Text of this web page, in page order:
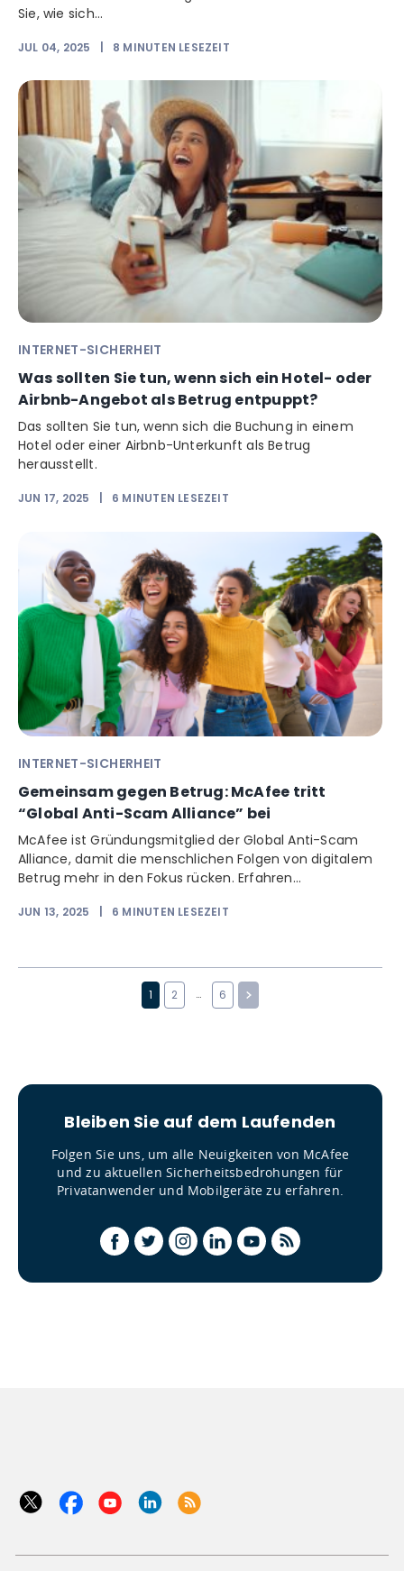
Sie, wie sich...
JUL 04, 2025 8 MINUTEN LESEZEIT
INTERNET-SICHERHEIT
Was sollten Sie tun, wenn sich ein Hotel- oder
Airbnb-Angebot als Betrug entpuppt?
Das sollten Sie tun, wenn sich die Buchung in einem
Hotel oder einer Airbnb-Unterkunft als Betrug
herausstellt.
JUN 17, 2025 6 MINUTEN LESEZEIT
INTERNET-SICHERHEIT
Gemeinsam gegen Betrug: McAfee tritt
“Global Anti-Scam Alliance” bei
McAfee ist Gründungsmitglied der Global Anti-Scam
Alliance, damit die menschlichen Folgen von digitalem
Betrug mehr in den Fokus rücken. Erfahren...
JUN 13, 2025 6 MINUTEN LESEZEIT
1 2 … 6
Bleiben Sie auf dem Laufenden
Folgen Sie uns, um alle Neuigkeiten von McAfee
und zu aktuellen Sicherheitsbedrohungen für
Privatanwender und Mobilgeräte zu erfahren.